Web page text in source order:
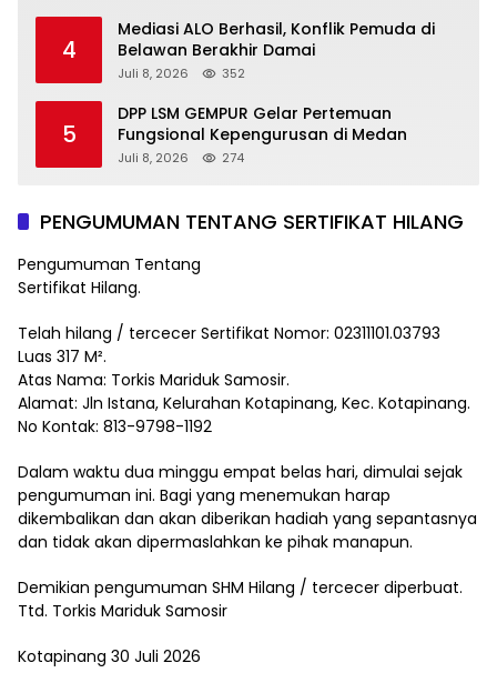
4
Mediasi ALO Berhasil, Konflik Pemuda di
Belawan Berakhir Damai
Juli 8, 2026 352
5
DPP LSM GEMPUR Gelar Pertemuan
Fungsional Kepengurusan di Medan
Juli 8, 2026 274
PENGUMUMAN TENTANG SERTIFIKAT HILANG
Pengumuman Tentang
Sertifikat Hilang.
Telah hilang / tercecer Sertifikat Nomor: 02311101.03793
Luas 317 M².
Atas Nama: Torkis Mariduk Samosir.
Alamat: Jln Istana, Kelurahan Kotapinang, Kec. Kotapinang.
No Kontak: 813-9798-1192
Dalam waktu dua minggu empat belas hari, dimulai sejak
pengumuman ini. Bagi yang menemukan harap
dikembalikan dan akan diberikan hadiah yang sepantasnya
dan tidak akan dipermaslahkan ke pihak manapun.
Demikian pengumuman SHM Hilang / tercecer diperbuat.
Ttd. Torkis Mariduk Samosir
Kotapinang 30 Juli 2026